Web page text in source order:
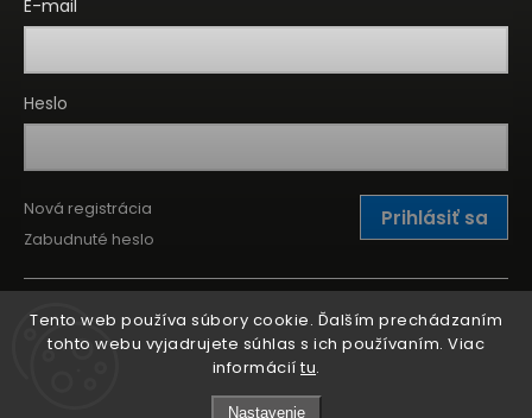
Tento web používa súbory cookie. Ďalším prechádzaním
tohto webu vyjadrujete súhlas s ich používaním. Viac
informácií tu.
Nastavenie
E-mail
Heslo
Prihlásiť sa
Nová registrácia
Zabudnuté heslo